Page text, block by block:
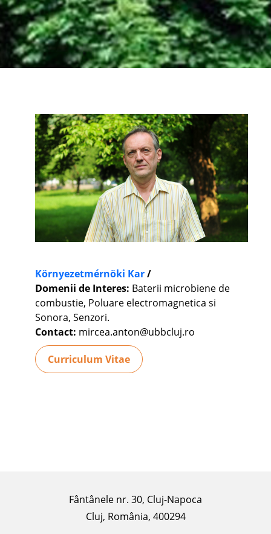
Környezetmérnöki Kar/
Domenii de Interes: Baterii microbiene de
combustie, Poluare electromagnetica si
Sonora, Senzori.
Contact: mircea.anton@ubbcluj.ro
Curriculum Vitae
Fântânele nr. 30, Cluj-Napoca
Cluj, România, 400294